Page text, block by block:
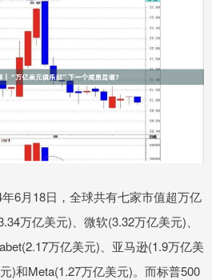
6月18日，全球共有七家市值超万亿
万亿美元)、微软(3.32万亿美元)、
万亿美元)、亚马逊(1.9万亿美
)和Meta(1.27万亿美元)。而标普500